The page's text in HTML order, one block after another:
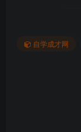
自学成才网